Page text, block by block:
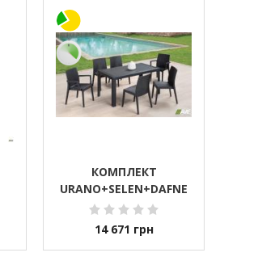
КОМПЛЕКТ
URANO+SELEN+DAFNE
14 671 грн